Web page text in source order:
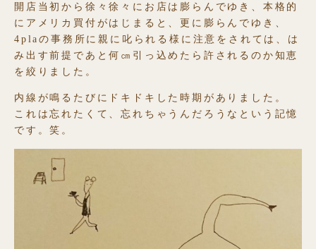
開店当初から徐々徐々にお店は膨らんでゆき、本格的
にアメリカ買付がはじまると、更に膨らんでゆき、
4plaの事務所に親に叱られる様に注意をされては、は
み出す前提であと何㎝引っ込めたら許されるのか知恵
を絞りました。
内線が鳴るたびにドキドキした時期がありました。
これは忘れたくて、忘れちゃうんだろうなという記憶
です。笑。